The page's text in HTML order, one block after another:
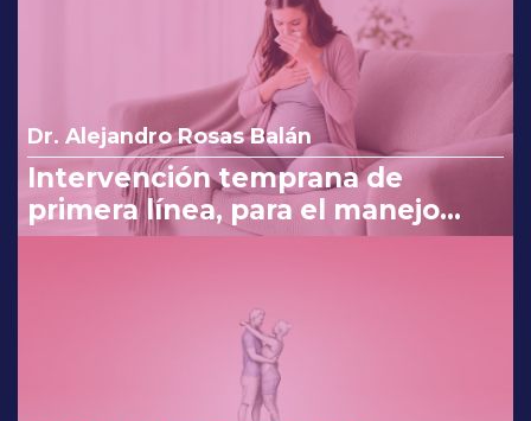
Dr. Alejandro Rosas Balán
Intervención temprana de
primera línea, para el manejo
eficaz en náuseas y vómito del